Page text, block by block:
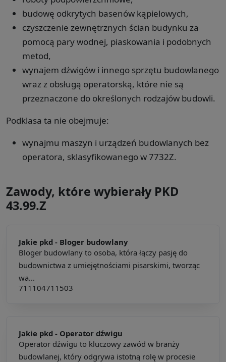
budowę odkrytych basenów kąpielowych,
czyszczenie zewnętrznych ścian budynku za
pomocą pary wodnej, piaskowania i podobnych
metod,
wynajem dźwigów i innego sprzętu budowlanego
wraz z obsługą operatorską, które nie są
przeznaczone do określonych rodzajów budowli.
Podklasa ta nie obejmuje:
wynajmu maszyn i urządzeń budowlanych bez
operatora, sklasyfikowanego w 7732Z.
Zawody, które wybierały PKD
43.99.Z
Jakie pkd - Bloger budowlany
Bloger budowlany to osoba, która łączy pasję do
budownictwa z umiejętnościami pisarskimi, tworząc
wa...
711104711503
Jakie pkd - Operator dźwigu
Operator dźwigu to kluczowy zawód w branży
budowlanej, który odgrywa istotną rolę w procesie